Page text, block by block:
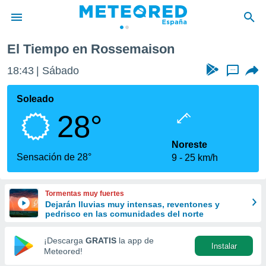
de
por
que se
calidad.
a este
las
y
forma
digital
basada
El Tiempo en Rossemaison
18:43 Sábado ...
Soleado
28°
Sensación de 28°
Noreste
9
25 km/h
Tormentas muy fuertes
Dejarán lluvias muy intensas, reventones y
pedrisco en las comunidades del norte
¡Descarga GRATIS la app de
Meteored!
Instalar